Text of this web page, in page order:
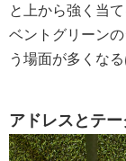
と上から強く当
ベントグリーン
う場面が多くなる
アドレスとテ